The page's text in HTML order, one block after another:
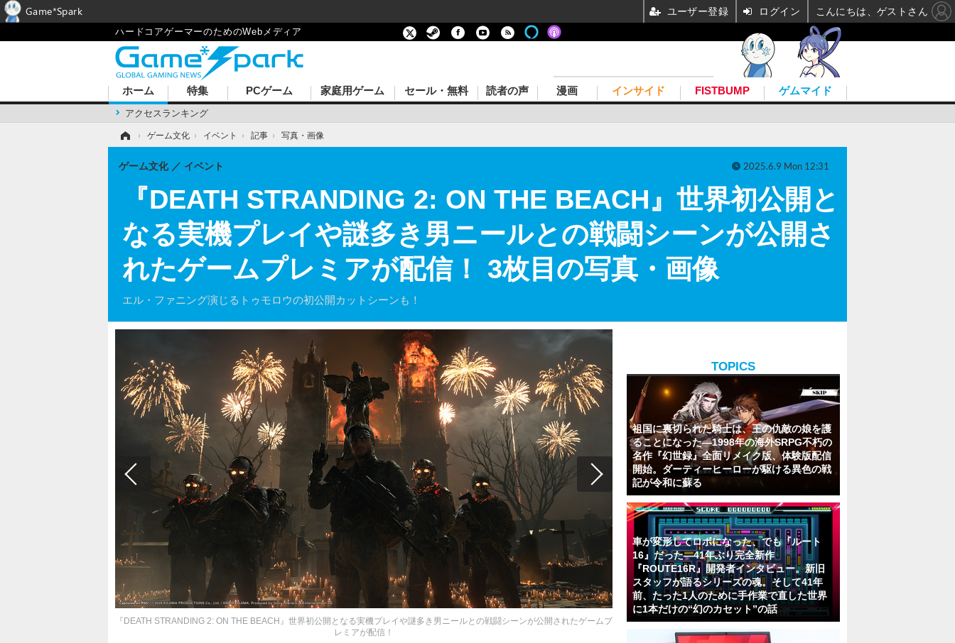
ハードコアゲーマーのためのWebメディア
ホーム
アクセスランキング
特集 PCゲーム 家庭用ゲーム セール・無料 読者の声 漫画 インサイド FISTBUMP ゲムマイド
› ゲーム文化 › イベント › 記事 › 写真・画像
『DEATH STRANDING 2: ON THE BEACH』世界初公開と
なる実機プレイや謎多き男ニールとの戦闘シーンが公開さ
れたゲームプレミアが配信！ 3枚目の写真・画像
エル・ファニング演じるトゥモロウの初公開カットシーンも！
ゲーム文化 イベント 2025.6.9 Mon 12:31
『DEATH STRANDING 2: ON THE BEACH』世界初公開となる実機プレイや謎多き男ニールとの戦闘シーンが公開されたゲームプ
レミアが配信！
TOPICS
祖国に裏切られた騎士は、王の仇敵の娘を護
ることになった―1998年の海外SRPG不朽の
名作『幻世録』全面リメイク版、体験版配信
開始。ダーティーヒーローが駆ける異色の戦
記が令和に蘇る
車が変形してロボになった、でも『ルート
16』だった―41年ぶり完全新作
『ROUTE16R』開発者インタビュー。新旧
スタッフが語るシリーズの魂。そして41年
前、たった1人のために手作業で直した世界
に1本だけの“幻のカセット”の話
Game*Spark ユーザー登録 ログイン こんにちは、ゲストさん